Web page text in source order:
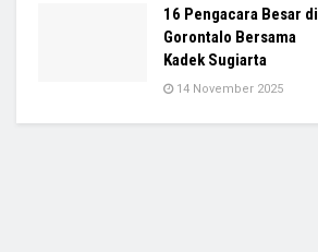
16 Pengacara Besar di
Gorontalo Bersama
Kadek Sugiarta
14 November 2025